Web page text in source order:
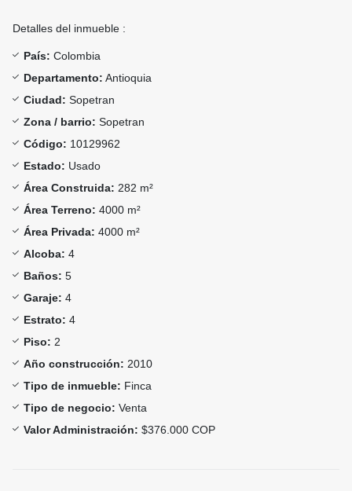
Detalles del inmueble :
País: Colombia
Departamento: Antioquia
Ciudad: Sopetran
Zona / barrio: Sopetran
Código: 10129962
Estado: Usado
Área Construida: 282 m²
Área Terreno: 4000 m²
Área Privada: 4000 m²
Alcoba: 4
Baños: 5
Garaje: 4
Estrato: 4
Piso: 2
Año construcción: 2010
Tipo de inmueble: Finca
Tipo de negocio: Venta
Valor Administración: $376.000 COP